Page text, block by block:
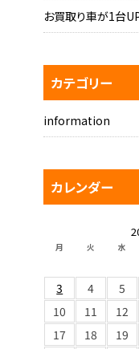
お買取り車が1台
カテゴリー
information
カレンダー
月 火 水
3
4 5
10
11 12
17
18 19